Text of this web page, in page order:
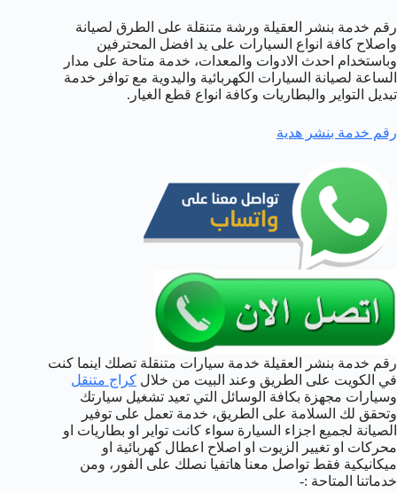
رقم خدمة بنشر العقيلة ورشة متنقلة على الطرق لصيانة
واصلاح كافة انواع السيارات على يد افضل المحترفين
وباستخدام احدث الادوات والمعدات، خدمة متاحة على مدار
الساعة لصيانة السيارات الكهربائية واليدوية مع توافر خدمة
تبديل التواير والبطاريات وكافة انواع قطع الغيار.
رقم خدمة بنشر هدية
رقم خدمة بنشر العقيلة خدمة سيارات متنقلة تصلك اينما كنت
في الكويت على الطريق وعند البيت من خلال كراج متنقل
وسيارات مجهزة بكافة الوسائل التي تعيد تشغيل سيارتك
وتحقق لك السلامة على الطريق، خدمة تعمل على توفير
الصيانة لجميع اجزاء السيارة سواء كانت تواير او بطاريات او
محركات او تغيير الزيوت او اصلاح اعطال كهربائية او
ميكانيكية فقط تواصل معنا هاتفيا نصلك على الفور، ومن
خدماتنا المتاحة :-